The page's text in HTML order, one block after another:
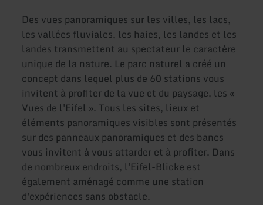
Des vues panoramiques sur les villes, les lacs,
les vallées fluviales, les haies, les landes et les
landes transmettent au spectateur le caractère
unique de la nature. Le parc naturel a créé un
concept dans lequel plus de 60 stations vous
invitent à profiter de la vue et du paysage, les «
Vues de l'Eifel ». Tous les sites, lieux et
éléments panoramiques visibles sont présentés
sur des panneaux panoramiques et des bancs
vous invitent à vous attarder et à profiter. Dans
de nombreux endroits, l'Eifel-Blicke est
également aménagé comme une station
d'expériences sans obstacle.